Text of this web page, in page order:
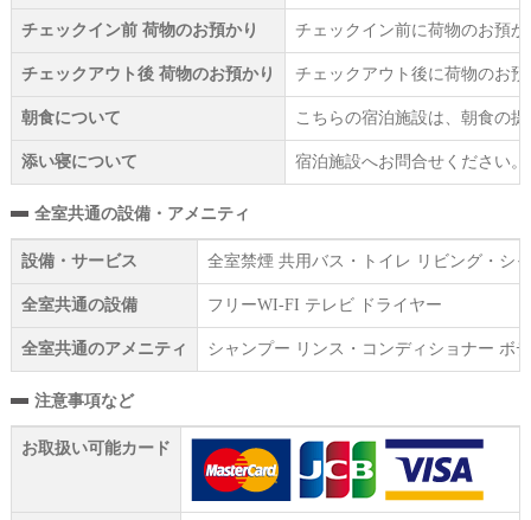
チェックイン前 荷物のお預かり チェックイン前に荷物のお預
チェックアウト後 荷物のお預かり チェックアウト後に荷物のお
朝食について こちらの宿泊施設は、朝食の
添い寝について 宿泊施設へお問合せください。
全室共通の設備・アメニティ
設備・サービス 全室禁煙 共用バス・トイレ リビング・シ
全室共通の設備 フリーWI‐FI テレビ ドライヤー
全室共通のアメニティ シャンプー リンス・コンディショナー ボ
注意事項など
お取扱い可能カード